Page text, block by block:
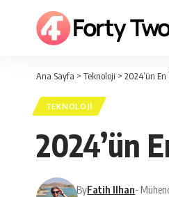
Ana Sayfa > Teknoloji > 2024’ün
TEKNOLOJI
2024’ün
ByFatih Ilhan-